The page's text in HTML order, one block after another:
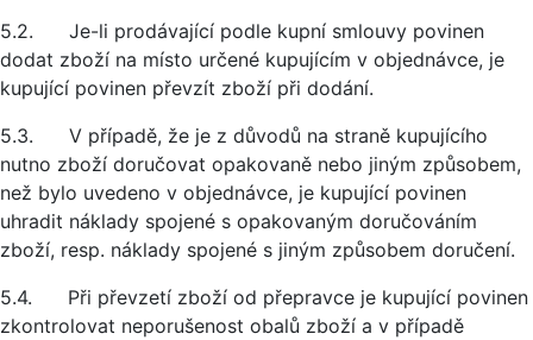
5.2. Je-li prodávající podle kupní smlouvy povinen
dodat zboží na místo určené kupujícím v objednávce, je
kupující povinen převzít zboží při dodání.
5.3. V případě, že je z důvodů na straně kupujícího
nutno zboží doručovat opakovaně nebo jiným způsobem,
než bylo uvedeno v objednávce, je kupující povinen
uhradit náklady spojené s opakovaným doručováním
zboží, resp. náklady spojené s jiným způsobem doručení.
5.4. Při převzetí zboží od přepravce je kupující povinen
zkontrolovat neporušenost obalů zboží a v případě